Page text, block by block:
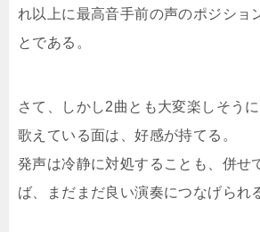
れ以上に最高音手前の声のポジショ
とである。
さて、しかし2曲とも大変楽しそう
歌えている面は、好感が持てる。
発声は冷静に対処することも、併せ
ば、まだまだ良い演奏につなげられ